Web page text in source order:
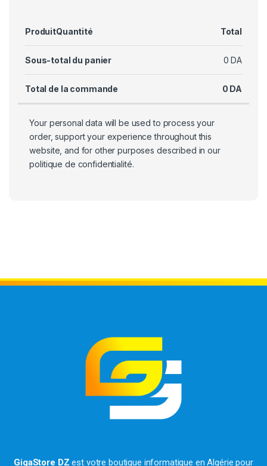
ProduitQuantité Total
Sous-total du panier 0 DA
Total de la commande 0 DA
Your personal data will be used to process your
order, support your experience throughout this
website, and for other purposes described in our
politique de confidentialité.
GigaStore DZ est votre boutique informatique en Algérie pour